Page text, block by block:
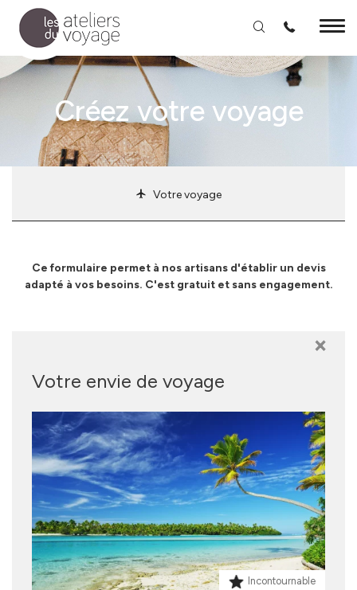
Aller au contenu principal
Créez votre voyage
Votre voyage
Ce formulaire permet à nos artisans d'établir un devis
adapté à vos besoins. C'est gratuit et sans engagement.
Votre envie de voyage
Incontournable
×